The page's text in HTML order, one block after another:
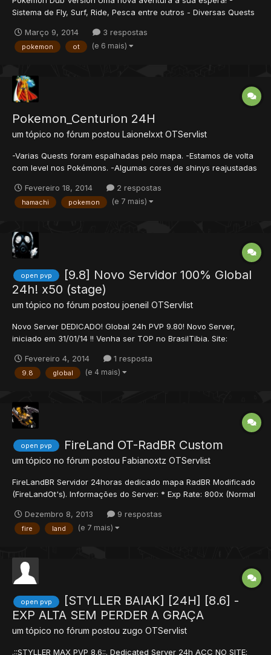
Sistema de Fly, Surf, Ride, Pesca entre outros - Diversas Quests
(em processo de add) - 24H (ou até a Net/Força cair ) - Servidor
em fase Beta de aprimoramen...
Março 9, 2014 3 respostas
pokemon ot (e 6 mais)
Pokemon_Centurion 24H
um tópico no fórum postou Laionelxxt OTServlist
-Varias Quests foram espalhadas pelo mapa. -Estamos de volta
com level nos Pokémons. -Algumas cores de shinys reajustadas
feitas. -Novas caves espalhadas pelo mapa. -Area de Duel. -TC-
Trade Center novo com os Clãns. -Roupas de clans Ran...
Fevereiro 18, 2014 2 respostas
hamachi pokemon (e 7 mais)
open pvp
[9.8] Novo Servidor 100% Global
24h! x50 (stage)
um tópico no fórum postou joeneil OTServlist
Novo Server DEDICADO! Global 24h PVP 9.80! Novo Server,
iniciado em 31/01/14 !! Venha ser TOP no BrasilTibia. Site:
com ip changer) Baixe nosso Client no site! Ou Baixe o Tibia
(versões 9.8 ao 9.83) e o Ip Changer, também func...
Fevereiro 4, 2014 1 resposta
9.8 global (e 4 mais)
open pvp FireLand OT-RadBR Custom
um tópico no fórum postou Fabianoxtz OTServlist
FireLandBR Servidor 24horas dedicado mapa RadBR Modificado
(FireLandOt's). Informações do Server: * Exp Rate: 800x (Normal
75 * Loot Rate: 7 * IP: FireLand-RadBR.zapto.org - Como entrar
em seu servidor? Servidor não possuí site. (p...
Dezembro 8, 2013 9 respostas
fire land (e 7 mais)
open pvp
[STYLLER BAIAK] [24H] [8.6] -
EXP ALTA SEM PERDER A GRAÇA
um tópico no fórum postou zugo OTServlist
.::STYLLER MAX PVP 8.6::. Dedicated Server 24h ACC NO SITE: